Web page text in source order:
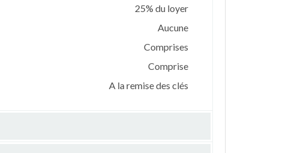
25% du loyer
Aucune
Comprises
Comprise
A la remise des clés